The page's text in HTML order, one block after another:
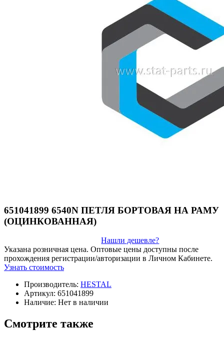
651041899 6540N ПЕТЛЯ БОРТОВАЯ НА РАМУ
(ОЦИНКОВАННАЯ)
Нашли дешевле?
Указана розничная цена. Оптовые цены доступны после
прохождения регистрации/авторизации в Личном Кабинете.
Узнать стоимость
Производитель: HESTAL
Артикул: 651041899
Наличие: Нет в наличии
Смотрите также